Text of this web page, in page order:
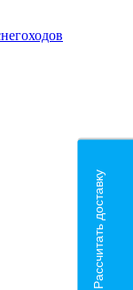
Рассчитать доставку